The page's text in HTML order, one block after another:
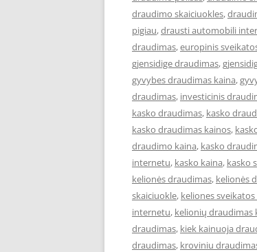
draudimo skaiciuokles,
pigiau,drausti automobili
draudimas,europinis
gjensidige draudimas,
gyvybes draudimas kaina,
draudimas, investicinis
kasko draudimas, kasko
kasko draudimas kainos,
draudimo kaina, kasko
internetu, kasko kaina, kasko
kelionės draudimas, kelionės
skaiciuokle, keliones
internetu, kelionių draudimas
draudimas, kiek kainuoja
draudimas, kroviniu